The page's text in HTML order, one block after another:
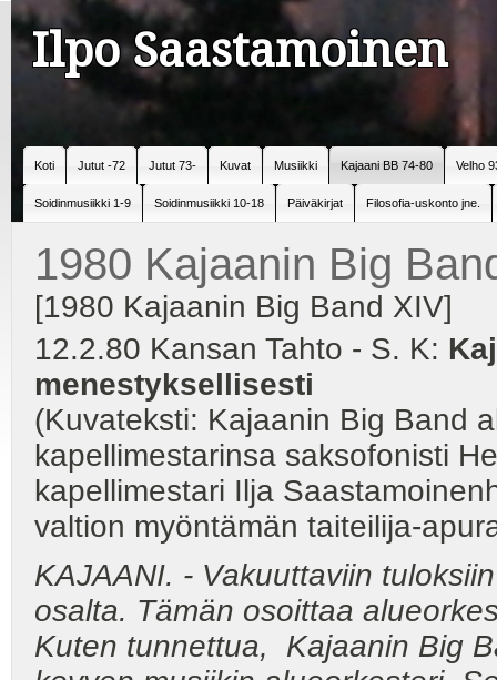
Ilpo Saastamoinen
Koti Jutut -72 Jutut 73- Kuvat Musiikki Kajaani BB 74-80 Velho
Soidinmusiikki 1-9 Soidinmusiikki 10-18 Päiväkirjat Filosofia-uskonto jne.
1980 Kajaanin Big
[1980 Kajaanin Big Band XIV]
12.2.80 Kansan Tahto - S. K:
menestyksellisesti
(Kuvateksti: Kajaanin Big Band
kapellimestarinsa saksofonisti
kapellimestari Ilja
valtion myöntämän taiteilija-
KAJAANI. - Vakuuttaviin
osalta. Tämän osoittaa
Kuten tunnettua, Kajaanin Big